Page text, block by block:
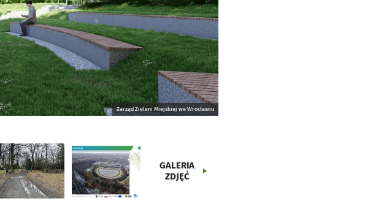
Zarząd Zieleni Miejskiej we Wrocławiu
GALERIA
ZDJĘĆ